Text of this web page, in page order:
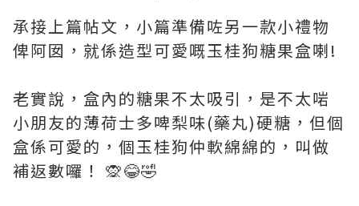
承接上篇帖文，小篇準備咗另一款小禮物
俾阿囡，就係造型可愛嘅玉桂狗糖果盒喇!
老實說，盒內的糖果不太吸引，是不太啱
小朋友的薄荷士多啤梨味(藥丸)硬糖，但個
盒係可愛的，個玉桂狗仲軟綿綿的，叫做
補返數囉！ 🙊😂🤣